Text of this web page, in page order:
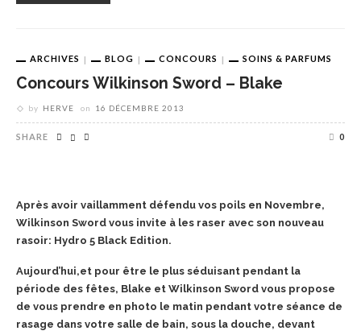
ARCHIVES BLOG CONCOURS SOINS & PARFUMS
Concours Wilkinson Sword – Blake
by HERVE on 16 DÉCEMBRE 2013
SHARE 0
Après avoir vaillamment défendu vos poils en Novembre,
Wilkinson Sword vous invite à les raser avec son nouveau
rasoir: Hydro 5 Black Edition.
Aujourd’hui,et pour être le plus séduisant pendant la
période des fêtes, Blake et Wilkinson Sword vous propose
de vous prendre en photo le matin pendant votre séance de
rasage dans votre salle de bain, sous la douche, devant